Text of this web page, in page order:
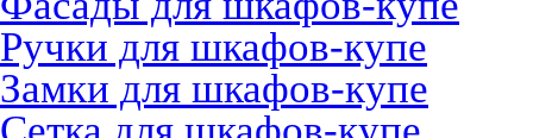
Ручки для шкафов-купе
Замки для шкафов-купе